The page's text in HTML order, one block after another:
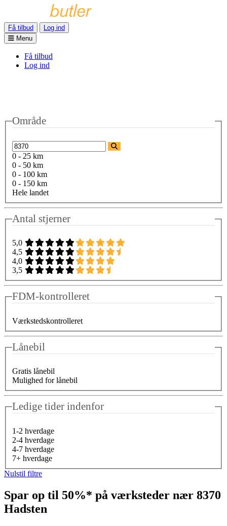
Få tilbud
Log ind
Menu
Få tilbud
Log ind
Område
0 - 25 km
0 - 50 km
0 - 100 km
0 - 150 km
Hele landet
Antal stjerner
5,0
4,5
4,0
3,5
FDM-kontrolleret
Værkstedskontrolleret
Lånebil
Gratis lånebil
Mulighed for lånebil
Ledige tider indenfor
1-2 hverdage
2-4 hverdage
4-7 hverdage
7+ hverdage
Nulstil filtre
Spar op til 50%* på værksteder nær 8370
Hadsten